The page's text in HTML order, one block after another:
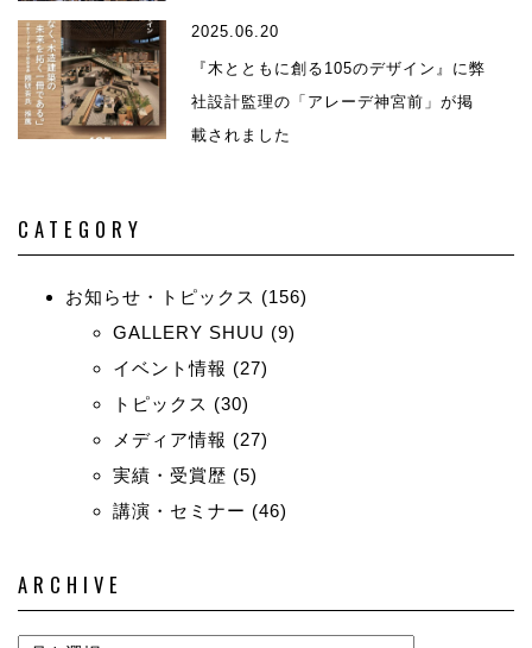
2025.06.20
『木とともに創る105のデザイン』に弊
社設計監理の「アレーデ神宮前」が掲
載されました
CATEGORY
お知らせ・トピックス (156)
GALLERY SHUU (9)
イベント情報 (27)
トピックス (30)
メディア情報 (27)
実績・受賞歴 (5)
講演・セミナー (46)
ARCHIVE